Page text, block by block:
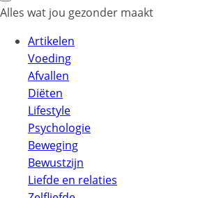
Alles wat jou gezonder maakt
Artikelen
Voeding
Afvallen
Diëten
Lifestyle
Psychologie
Beweging
Bewustzijn
Liefde en relaties